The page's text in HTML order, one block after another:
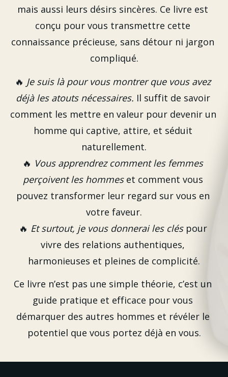
mais aussi leurs désirs sincères. Ce livre est
conçu pour vous transmettre cette
connaissance précieuse, sans détour ni jargon
compliqué.
🔥 Je suis là pour vous montrer que vous avez
déjà les atouts nécessaires. Il suffit de savoir
comment les mettre en valeur pour devenir un
homme qui captive, attire, et séduit
naturellement.
🔥 Vous apprendrez comment les femmes
perçoivent les hommes et comment vous
pouvez transformer leur regard sur vous en
votre faveur.
🔥 Et surtout, je vous donnerai les clés pour
vivre des relations authentiques,
harmonieuses et pleines de complicité.
Ce livre n’est pas une simple théorie, c’est un
guide pratique et efficace pour vous
démarquer des autres hommes et révéler le
potentiel que vous portez déjà en vous.